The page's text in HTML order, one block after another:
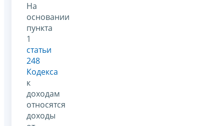
На
основании
пункта
1
статьи
248
Кодекса
к
доходам
относятся
доходы